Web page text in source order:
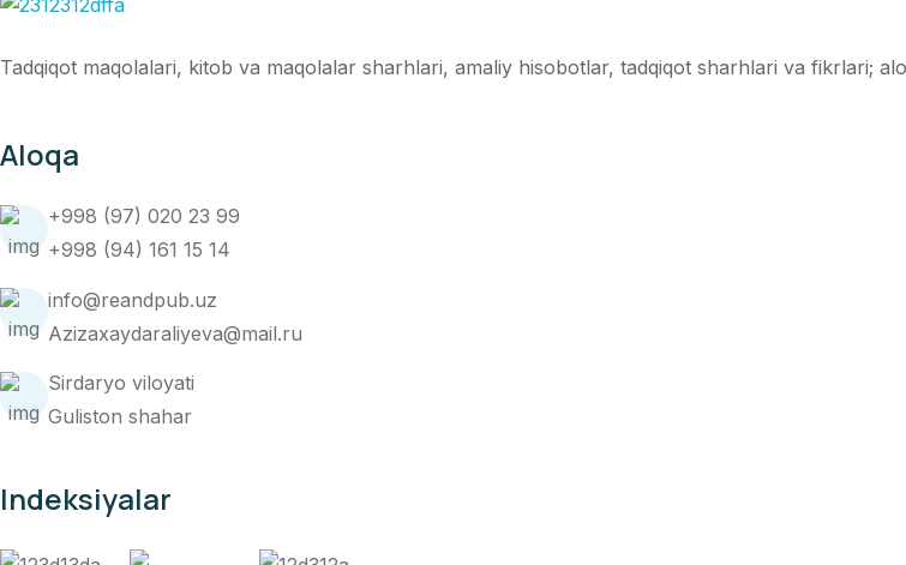
Tadqiqot maqolalari, kitob va maqolalar sharhlari, amaliy hisobotlar, tadqiqot sharhlari va fikrlari;
Aloqa
+998 (97) 020 23 99
+998 (94) 161 15 14
info@reandpub.uz
Azizaxaydaraliyeva@mail.ru
Sirdaryo viloyati
Guliston shahar
Indeksiyalar